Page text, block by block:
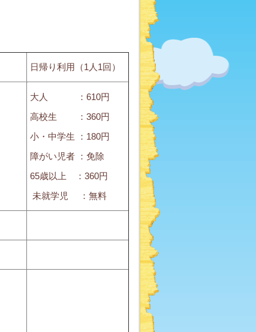
日帰り利用（1人1回）
大人 ：610円
高校生 ：360円
小・中学生 ：180円
障がい児者 ：免除
65歳以上 ：360円
未就学児 ：無料